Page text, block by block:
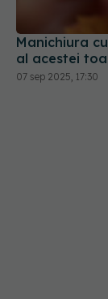
Manichiura
al acestei
07 sep 2025, 17:30